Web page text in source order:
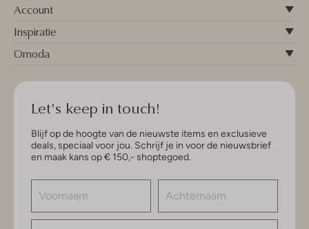
Account
Inspiratie
Omoda
Let's keep in touch!
Blijf op de hoogte van de nieuwste items en exclusieve
deals, speciaal voor jou. Schrijf je in voor de nieuwsbrief
en maak kans op € 150,- shoptegoed.